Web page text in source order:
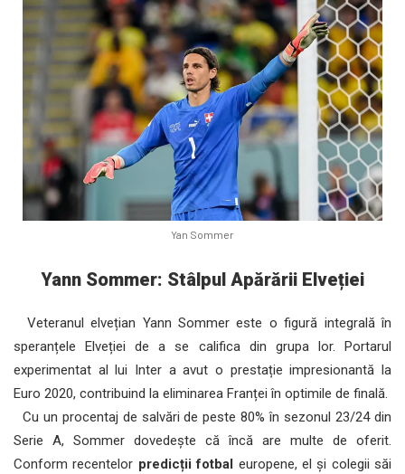
Yan Sommer
Yann Sommer: Stâlpul Apărării Elveției
Veteranul elvețian Yann Sommer este o figură integrală în
speranțele Elveției de a se califica din grupa lor. Portarul
experimentat al lui Inter a avut o prestație impresionantă la
Euro 2020, contribuind la eliminarea Franței în optimile de finală.
Cu un procentaj de salvări de peste 80% în sezonul 23/24 din
Serie A, Sommer dovedește că încă are multe de oferit.
Conform recentelor predicții fotbal europene, el și colegii săi